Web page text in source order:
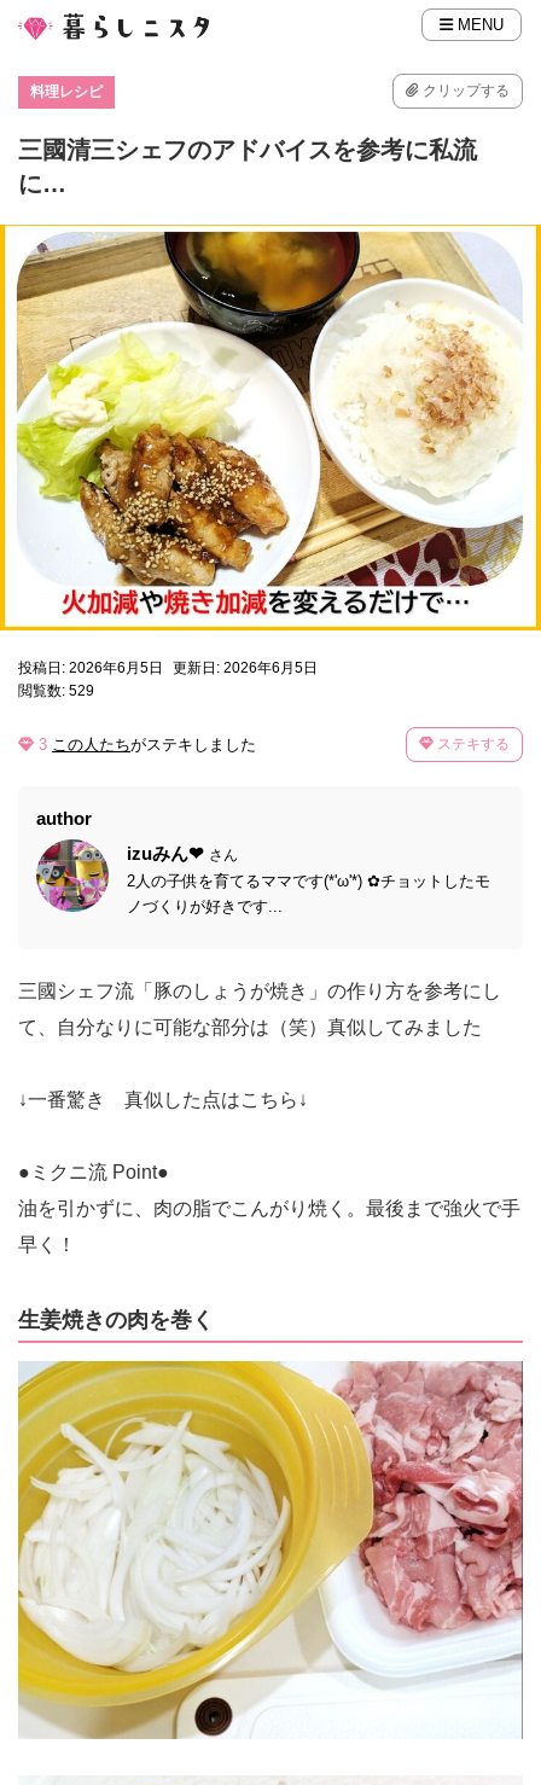
MENU
料理レシピ クリップする
三國清三シェフのアドバイスを参考に私流
に…
投稿日: 2026年6月5日
更新日: 2026年6月5日
閲覧数: 529
3 この人たちがステキしました ステキする
author
izuみん❤ さん
2人の子供を育てるママです(*'ω'*) ✿チョットしたモ
ノづくりが好きです...
三國シェフ流「豚のしょうが焼き」の作り方を参考にし
て、自分なりに可能な部分は（笑）真似してみました
↓一番驚き 真似した点はこちら↓
●ミクニ流 Point●
油を引かずに、肉の脂でこんがり焼く。最後まで強火で手
早く！
生姜焼きの肉を巻く